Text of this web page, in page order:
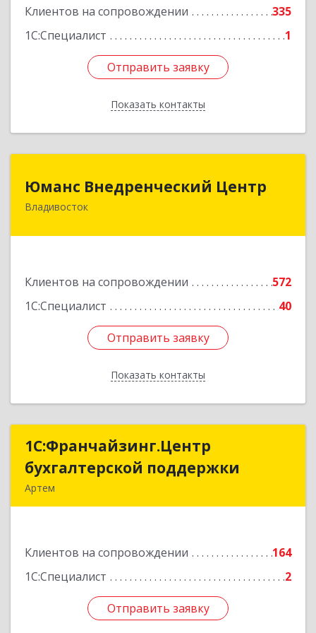
Клиентов на сопровождении
335
1С:Специалист
1
Отправить заявку
Показать контакты
Отправить заявку
Назад
Юманс Внедренческий Центр
Владивосток
Клиентов на сопровождении
572
1С:Специалист
40
Отправить заявку
Показать контакты
Юманс Внедренческий Центр
690014, Приморский край, Владивосток г,
Отправить заявку
Назад
1С:Франчайзинг.Центр
бухгалтерской поддержки
Артем
Клиентов на сопровождении
164
1С:Специалист
2
Отправить заявку
1С:Франчайзинг.Центр
бухгалтерской поддержки
Подробнее
Отправить заявку